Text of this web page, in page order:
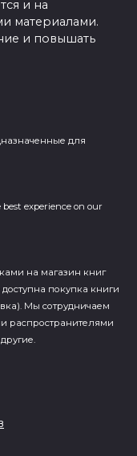
и на
материалами.
и повышать
для
experience on our
на магазин книг
покупка книги
Мы сотрудничаем
распространителями